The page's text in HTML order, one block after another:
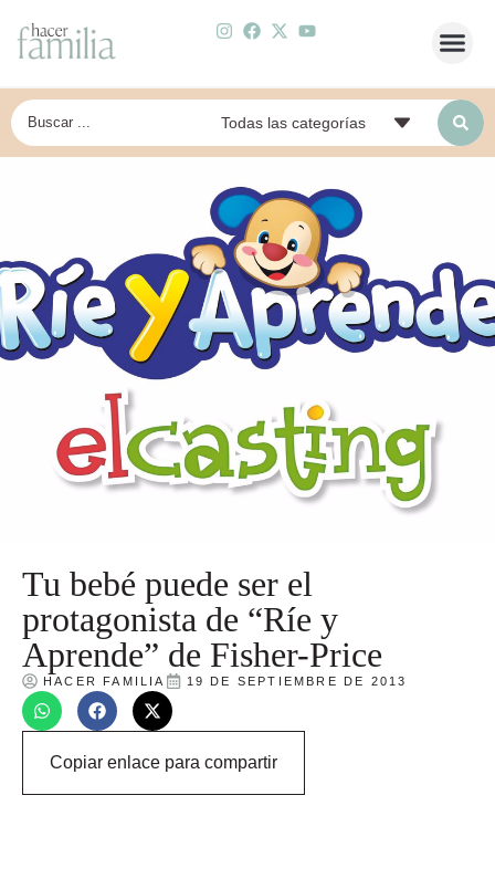
Tu bebé puede ser el
protagonista de “Ríe y
Aprende” de Fisher-Price
HACER FAMILIA 19 DE SEPTIEMBRE DE 2013
Copiar enlace para compartir